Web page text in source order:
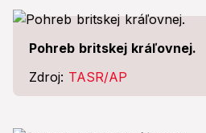
Pohreb britskej kráľovnej.
Zdroj: TASR/AP